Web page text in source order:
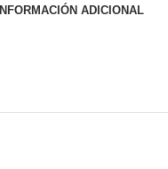
INFORMACIÓN ADICIONAL